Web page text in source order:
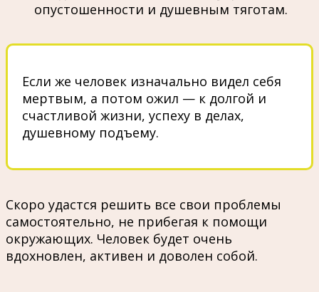
опустошенности и душевным тяготам.
Если же человек изначально видел себя
мертвым, а потом ожил — к долгой и
счастливой жизни, успеху в делах,
душевному подъему.
Скоро удастся решить все свои проблемы
самостоятельно, не прибегая к помощи
окружающих. Человек будет очень
вдохновлен, активен и доволен собой.